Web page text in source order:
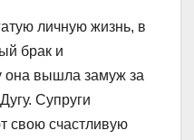
личную жизнь, в
брак и
она вышла замуж за
Супруги
свою счастливую